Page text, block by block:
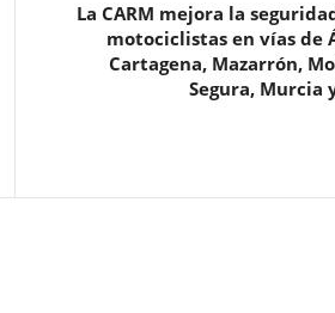
La CARM mejora la
motociclistas en vías de
Cartagena, Mazarrón,
Segura, Murcia